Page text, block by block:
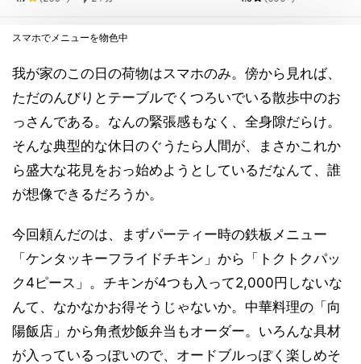
スマホでメニューを物色中
我が家のこの日の荷物はスマホのみ。傍から見れば、
ただのんびりとテーブルでくつろいでいる散歩中のお
っさんである。なんの緊張感もなく、全身隙だらけ。
そんな典型的な休日のぐうたら人間が、まさかこれか
ら盛大な花見をおっ始めようとしているだなんて、誰
が想像できるだろうか。
今回頼んだのは、まずパーティー時の鉄板メニュー
「ケンタッキーフライドチキン」から「トクトクパッ
ク4ピース」。チキンが4つも入って2,000円しないな
んて、なかなかお得そうじゃないか。中華料理の「向
陽飯店」から角煮炒飯弁当もオーダー。いろんな具材
が入っているっぽいので、オードブルっぽく楽しめそ